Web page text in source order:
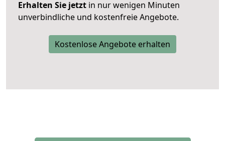
Erhalten Sie jetzt in nur wenigen Minuten
unverbindliche und kostenfreie Angebote.
Kostenlose Angebote erhalten